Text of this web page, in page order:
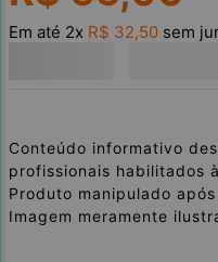
Em até 2x R$ 32,50 sem
Conteúdo informativo
profissionais habilitados
Produto manipulado
Imagem meramente